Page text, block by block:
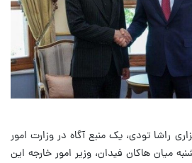
راشا تودی، یک منبع آگاه در وزارت امور
میان هاکان فیدان، وزیر امور خارجه این